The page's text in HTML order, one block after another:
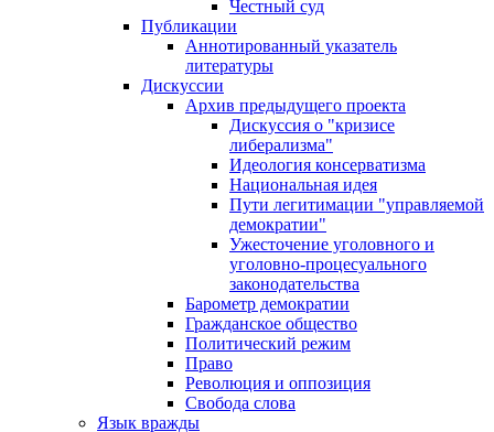
Честный суд
Публикации
Аннотированный указатель
литературы
Дискуссии
Архив предыдущего проекта
Дискуссия о "кризисе
либерализма"
Идеология консерватизма
Национальная идея
Пути легитимации "управляемой
демократии"
Ужесточение уголовного и
уголовно-процесуального
законодательства
Барометр демократии
Гражданское общество
Политический режим
Право
Революция и оппозиция
Свобода слова
Язык вражды